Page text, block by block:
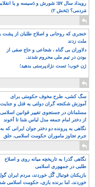
رویداد سال ۵۷؛ شورش و دَسیسه و یا
مَردمی؟ (بَخش ۲)
خنجری که روحانی و اصلاح طلبان از پشت
ملت زدند
دلاوران بی گناه ، شجاعی و حاج صفی از
بودن در تیم ملی محروم شدند.
ژن خوب! تست نژادپرستی بدهید!
سگ کشی، طرح مخوف حکومتی برای
آموزش شکنجه گران دولتی به قتل و جنایت
بیشتر
مسلمانان در جستجوی تغییر قوانین
از دختر امام جمعه مدل لباس شنا تا آخوند
مسلمان همجنسگرا!
نگاهی به پرونده دو دختر جوان ایرانی که به
جرم تجاوز ماموران حکومت اسلامی، حلق
آویز شدند!
نگاهی گذرا به تاریخچه میانه روی و اصلاح
طلبی در جمهوری اسلامی
بازیکنان فوتبال گًل خوردند، مردم ایران
خوردند، اما برنده بازی، حکومت اسلامی